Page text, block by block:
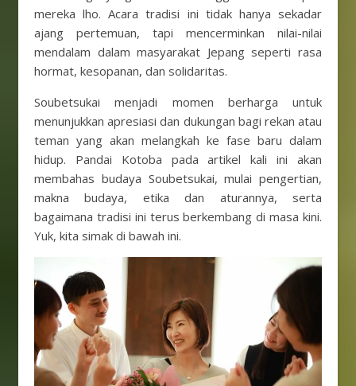
mereka lho. Acara tradisi ini tidak hanya sekadar
ajang pertemuan, tapi mencerminkan nilai-nilai
mendalam dalam masyarakat Jepang seperti rasa
hormat, kesopanan, dan solidaritas.
Soubetsukai menjadi momen berharga untuk
menunjukkan apresiasi dan dukungan bagi rekan atau
teman yang akan melangkah ke fase baru dalam
hidup. Pandai Kotoba pada artikel kali ini akan
membahas budaya Soubetsukai, mulai pengertian,
makna budaya, etika dan aturannya, serta
bagaimana tradisi ini terus berkembang di masa kini.
Yuk, kita simak di bawah ini.